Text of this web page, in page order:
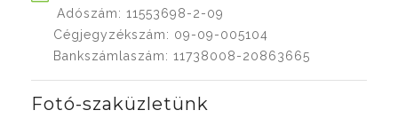
Adószám: 11553698-2-09
Cégjegyzékszám: 09-09-005104
Bankszámlaszám: 11738008-20863665
Fotó-szaküzletünk